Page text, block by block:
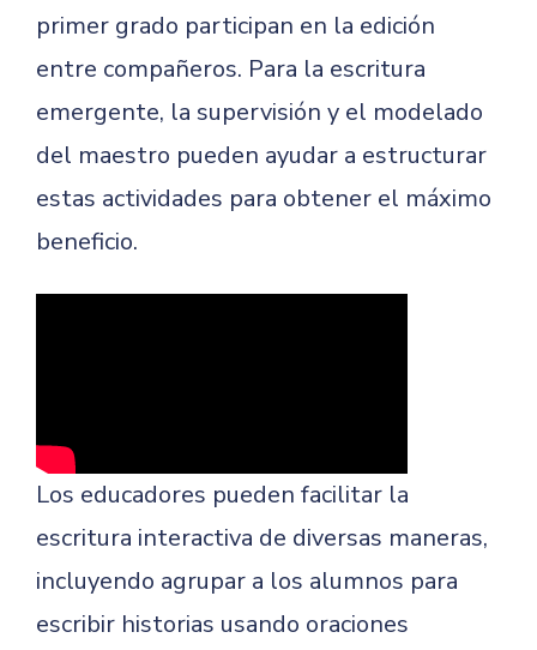
primer grado participan en la edición
entre compañeros. Para la escritura
emergente, la supervisión y el modelado
del maestro pueden ayudar a estructurar
estas actividades para obtener el máximo
beneficio.
Los educadores pueden facilitar la
escritura interactiva de diversas maneras,
incluyendo agrupar a los alumnos para
escribir historias usando oraciones